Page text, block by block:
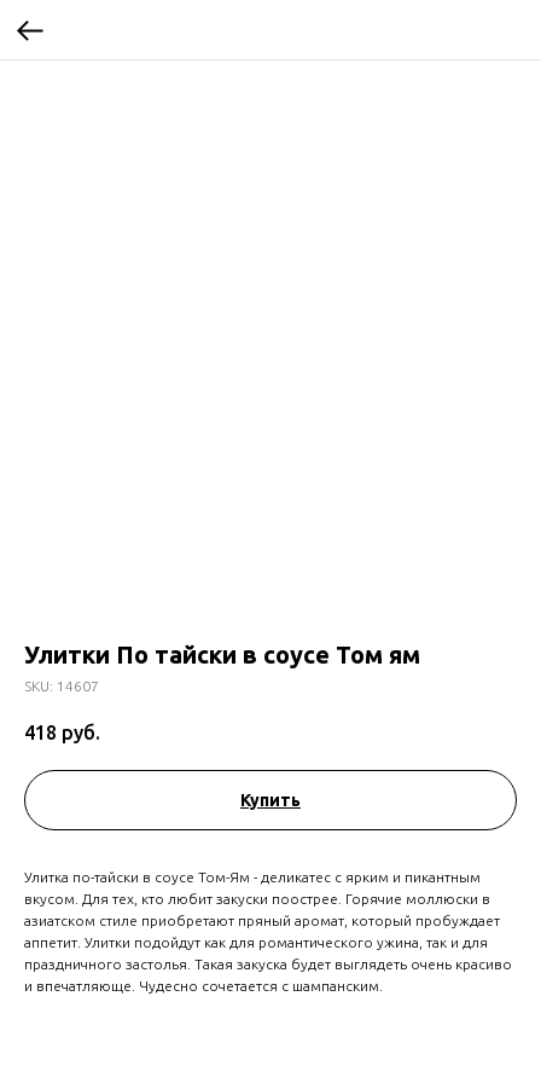
Улитки По тайски в соусе Том ям
SKU: 14607
418 руб.
Купить
Улитка по-тайски в соусе Том-Ям - деликатес с ярким и пикантным
вкусом. Для тех, кто любит закуски поострее. Горячие моллюски в
азиатском стиле приобретают пряный аромат, который пробуждает
аппетит. Улитки подойдут как для романтического ужина, так и для
праздничного застолья. Такая закуска будет выглядеть очень красиво
и впечатляюще. Чудесно сочетается с шампанским.